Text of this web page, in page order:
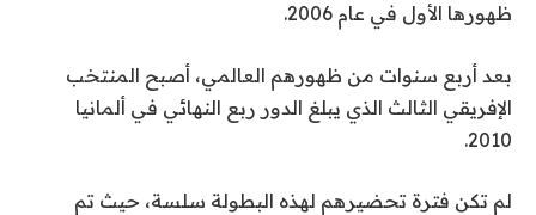
ظهورها الأول في عام 2006.
بعد أربع سنوات من ظهورهم العالمي، أصبح المنتخب
الإفريقي الثالث الذي يبلغ الدور ربع النهائي في ألمانيا
2010.
لم تكن فترة تحضيرهم لهذه البطولة سلسة، حيث تم